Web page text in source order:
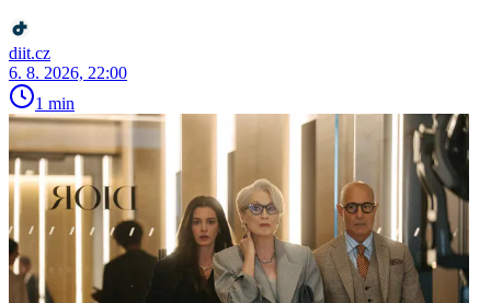
diit.cz
6. 8. 2026, 22:00
1 min